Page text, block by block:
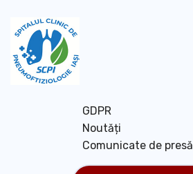
GDPR
Noutăți
Comunicate de presă